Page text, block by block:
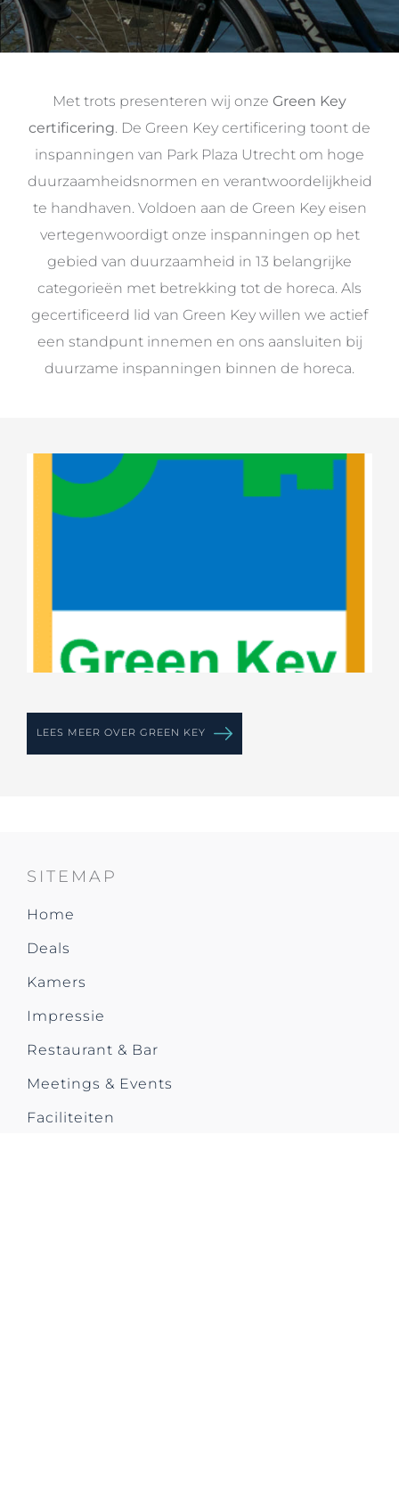
Met trots presenteren wij onze Green Key
certificering. De Green Key certificering toont de
inspanningen van Park Plaza Utrecht om hoge
duurzaamheidsnormen en verantwoordelijkheid
te handhaven. Voldoen aan de Green Key eisen
vertegenwoordigt onze inspanningen op het
gebied van duurzaamheid in 13 belangrijke
categorieën met betrekking tot de horeca. Als
gecertificeerd lid van Green Key willen we actief
een standpunt innemen en ons aansluiten bij
duurzame inspanningen binnen de horeca.
LEES MEER OVER GREEN KEY
SITEMAP
Home
Deals
Kamers
Impressie
Restaurant & Bar
Meetings & Events
Faciliteiten